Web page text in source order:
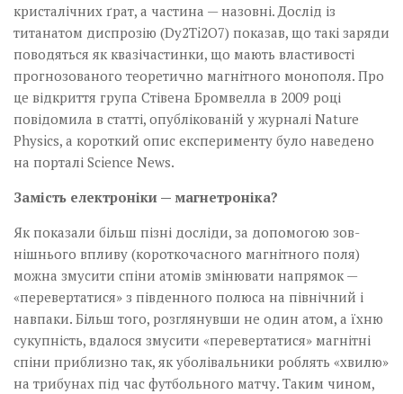
кристалічних ґрат, а частина — назовні. Дослід із
титанатом диспрозію (Dy2Ti2O7) показав, що такі заряди
поводяться як квазічастинки, що мають властивості
прогнозованого теоретично магнітного монополя. Про
це відкриття група Стівена Бромвелла в 2009 році
повідомила в статті, опублікованій у журналі Nature
Physics, а короткий опис експерименту було наведено
на порталі Science News.
Замість електроніки — магнетроніка?
Як показали більш пізні досліди, за допомогою зов­
нішнього впливу (короткочасного магнітного поля)
можна змусити спіни атомів змінювати напрямок —
­«перевертатися» з південного полюса на північний і
навпаки. Більш того, розглянувши не один атом, а їхню
сукупність, вдалося змусити «перевертатися» магнітні
спіни приблизно так, як уболівальники роб­лять «хвилю»
на трибунах під час футбольного матчу. Таким чином,